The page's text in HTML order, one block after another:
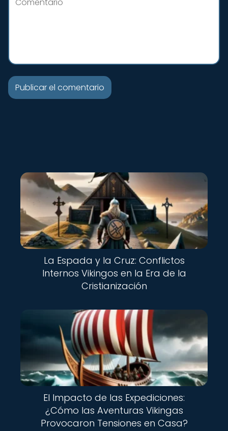
La Espada y la Cruz: Conflictos
Internos Vikingos en la Era de la
Cristianización
El Impacto de las Expediciones:
¿Cómo las Aventuras Vikingas
Provocaron Tensiones en Casa?